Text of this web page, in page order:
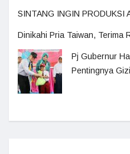
SINTANG INGIN PRODUKSI
Dinikahi Pria Taiwan, Terima
Pj Gubernur
Pentingnya